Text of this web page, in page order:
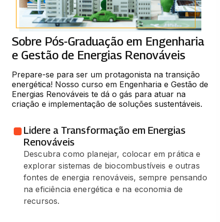
Sobre Pós-Graduação em Engenharia
e Gestão de Energias Renováveis
Prepare-se para ser um protagonista na transição
energética! Nosso curso em Engenharia e Gestão de
Energias Renováveis te dá o gás para atuar na
criação e implementação de soluções sustentáveis.
Lidere a Transformação em Energias
Renováveis
Descubra como planejar, colocar em prática e
explorar sistemas de biocombustíveis e outras
fontes de energia renováveis, sempre pensando
na eficiência energética e na economia de
recursos.